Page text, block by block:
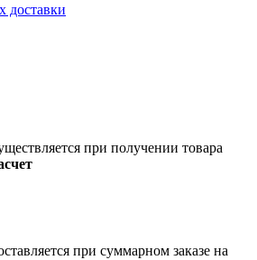
доставки
при получении товара
при суммарном заказе на